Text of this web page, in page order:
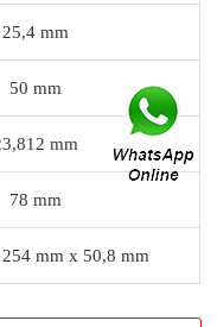
25,4 mm
50 mm
mm
78 mm
mm x 50,8 mm